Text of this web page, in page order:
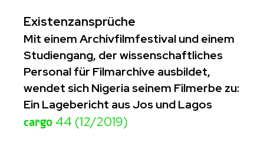
Existenzansprüche
Mit einem Archivfilmfestival und einem
Studiengang, der wissenschaftliches
Personal für Filmarchive ausbildet,
wendet sich Nigeria seinem Filmerbe zu:
Ein Lagebericht aus Jos und Lagos
cargo 44 (12/2019)